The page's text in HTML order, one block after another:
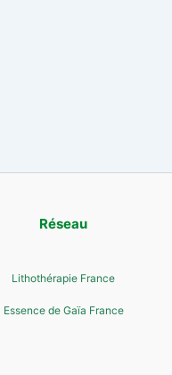
Réseau
Lithothérapie France
Essence de Gaïa France